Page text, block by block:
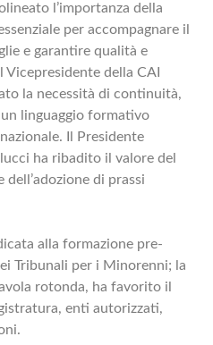
l’importanza della
per accompagnare il
e garantire qualità e
della CAI
la necessità di continuità,
linguaggio formativo
Il Presidente
ha ribadito il valore del
di prassi
alla formazione pre-
Tribunali per i Minorenni; la
rotonda, ha favorito il
enti autorizzati,